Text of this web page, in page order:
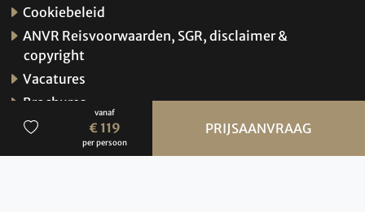
vanaf
€ 119
per persoon
PRIJSAANVRAAG
Cookiebeleid
ANVR Reisvoorwaarden, SGR, disclaimer &
copyright
Vacatures
Brochures
Verzekeringen
Hoe werkt de website?